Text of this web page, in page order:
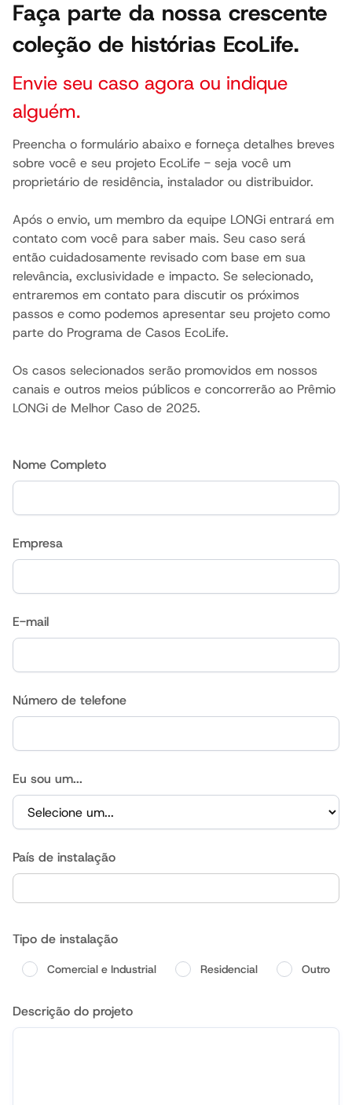
Faça parte da nossa crescente
coleção de histórias EcoLife.
Envie seu caso agora ou indique
alguém.
Preencha o formulário abaixo e forneça detalhes breves
sobre você e seu projeto EcoLife - seja você um
proprietário de residência, instalador ou distribuidor.
Após o envio, um membro da equipe LONGi entrará em
contato com você para saber mais. Seu caso será
então cuidadosamente revisado com base em sua
relevância, exclusividade e impacto. Se selecionado,
entraremos em contato para discutir os próximos
passos e como podemos apresentar seu projeto como
parte do Programa de Casos EcoLife.
Os casos selecionados serão promovidos em nossos
canais e outros meios públicos e concorrerão ao Prêmio
LONGi de Melhor Caso de 2025.
Nome Completo
Empresa
E-mail
Número de telefone
Eu sou um...
País de instalação
Tipo de instalação
Comercial e Industrial Residencial Outro
Descrição do projeto